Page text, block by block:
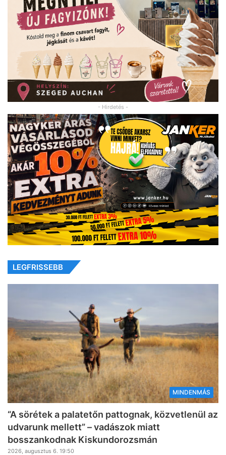
- Hirdetés -
LEGFRISSEBB
MINDENMÁS
“A sörétek a palatetőn pattognak, közvetlenül az
udvarunk mellett” – vadászok miatt
bosszankodnak Kiskundorozsmán
2026, augusztus 6. 19:50